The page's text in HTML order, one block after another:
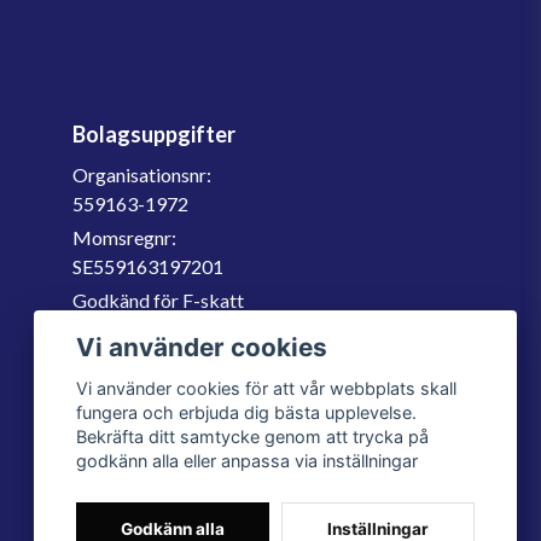
Bolagsuppgifter
Organisationsnr:
559163-1972
Momsregnr:
SE559163197201
Godkänd för F-skatt
060-566 800
Vi använder cookies
Vi använder cookies för att vår webbplats skall
fungera och erbjuda dig bästa upplevelse.
Bekräfta ditt samtycke genom att trycka på
godkänn alla eller anpassa via inställningar
Godkänn alla Inställningar